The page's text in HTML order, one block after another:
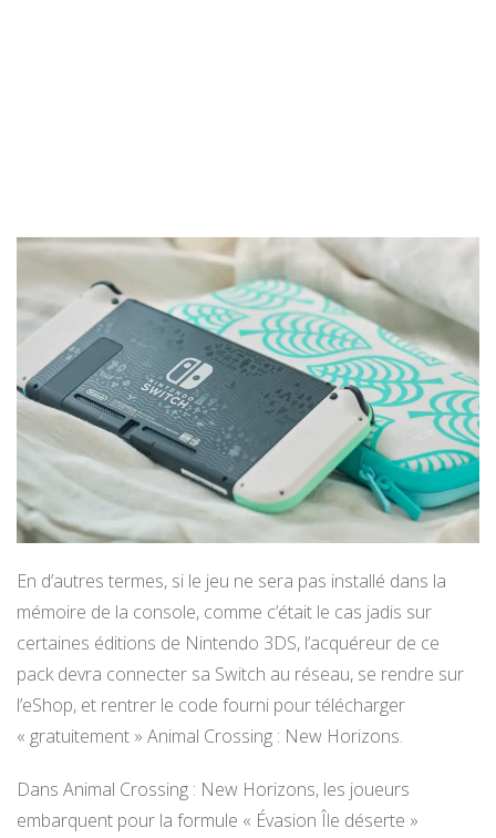
En d’autres termes, si le jeu ne sera pas installé dans la
mémoire de la console, comme c’était le cas jadis sur
certaines éditions de Nintendo 3DS, l’acquéreur de ce
pack devra connecter sa Switch au réseau, se rendre sur
l’eShop, et rentrer le code fourni pour télécharger
« gratuitement » Animal Crossing : New Horizons.
Dans Animal Crossing : New Horizons, les joueurs
embarquent pour la formule « Évasion Île déserte »